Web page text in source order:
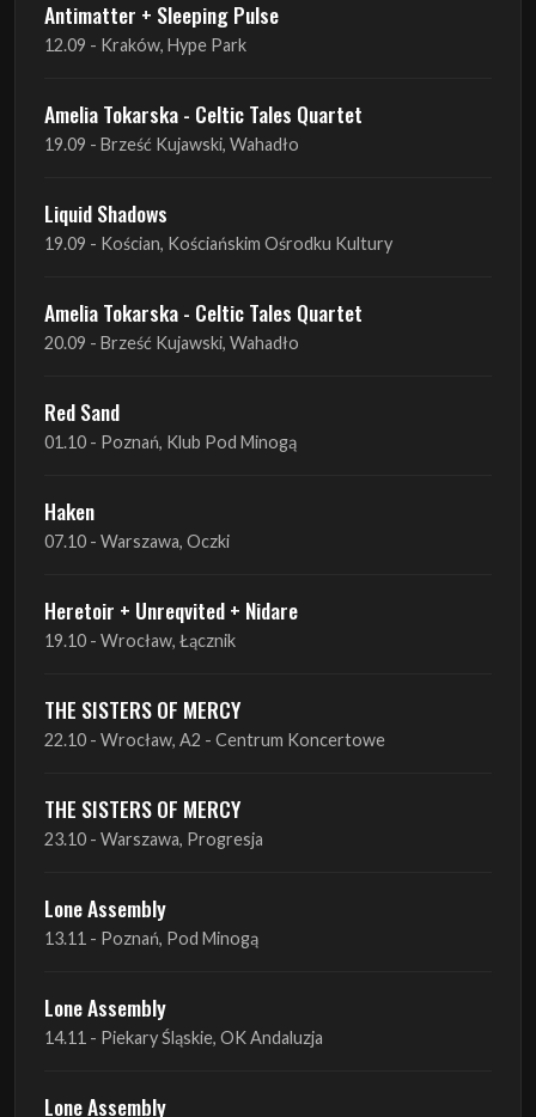
19.09 - Brześć Kujawski, Wahadło
Liquid Shadows
19.09 - Kościan, Kościańskim Ośrodku Kultury
Amelia Tokarska - Celtic Tales Quartet
20.09 - Brześć Kujawski, Wahadło
Red Sand
Haken
Heretoir + Unreqvited + Nidare
THE SISTERS OF MERCY
22.10 - Wrocław, A2 - Centrum Koncertowe
THE SISTERS OF MERCY
Lone Assembly
Lone Assembly
14.11 - Piekary Śląskie, OK Andaluzja
Lone Assembly
15.11 - Warszawa, Potok